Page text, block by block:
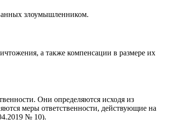
злоумышленником.
а также компенсации в размере их
Они определяются исходя из
меры ответственности, действующие на
№ 10).